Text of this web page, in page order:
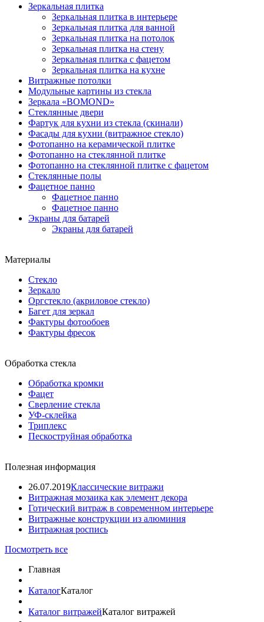
Зеркальная плитка
Зеркальная плитка в интерьере
Зеркальная плитка для ванной
Зеркальная плитка на потолок
Зеркальная плитка на стену
Зеркальная плитка с фацетом
Зеркальная плитка на кухне
Витражные потолки
Модульные картины из стекла
Зеркала «BOMOND»
Стеклянные двери
Фартук для кухни из стекла (скинали)
Фасады для кухни (витражное стекло)
Фотопанно на керамической плитке
Фотопанно на стеклянной плитке
Фотопанно на стеклянной плитке с фацетом
Стеклянные полы
Фацетное панно
Фацетное панно
Фацетное панно
Экраны для батарей
Экраны для батарей
Материалы
Стекло
Зеркало
Оргстекло (акриловое стекло)
Багет для зеркал
Фактуры фотообоев
Фактуры фресок
Обработка стекла
Обработка кромки
Фацет
Сверление стекла
УФ-склейка
Триплекс
Пескоструйная обработка
Полезная информация
26.07.2019Классические витражи
Витражная мозаика как элемент декора
Готический витраж в современном интерьере
Витражные конструкции из алюминия
Витражная роспись
Посмотреть все
Главная
КаталогКаталог
Каталог витражейКаталог витражей